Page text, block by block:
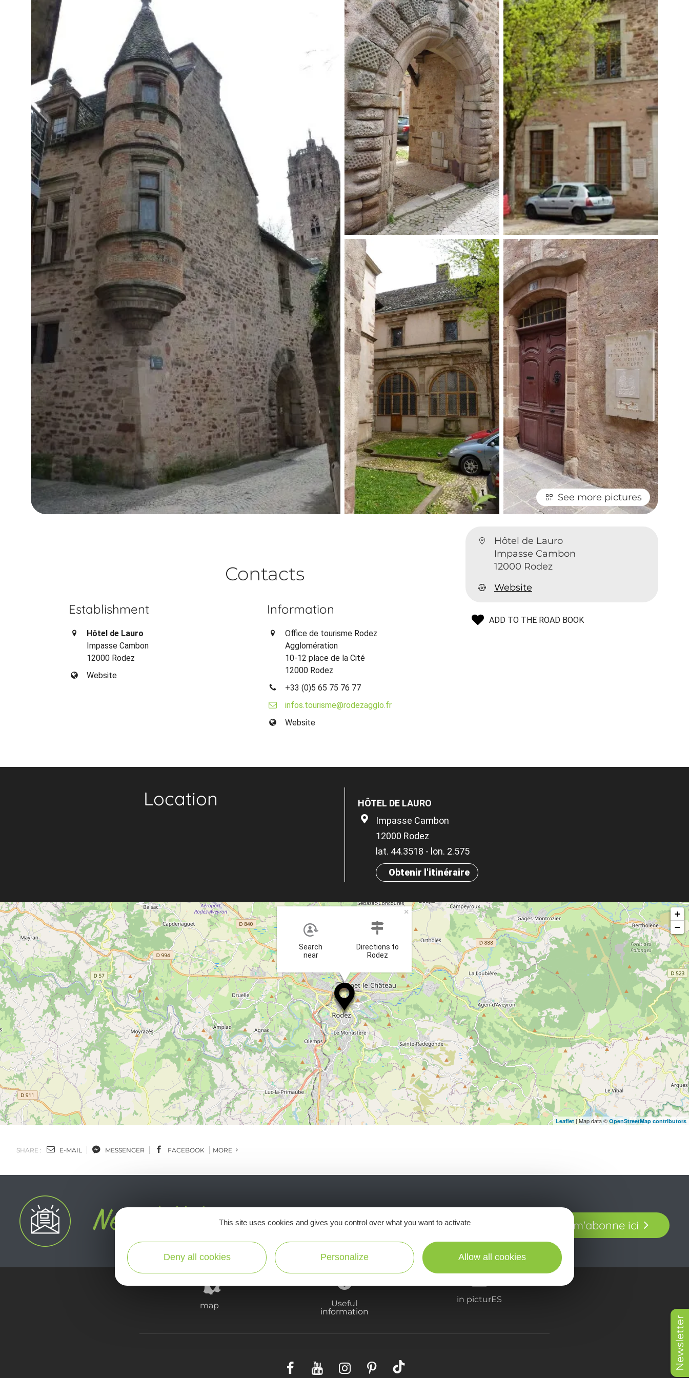
Newsletter
See more pictures
Hôtel de Lauro
Impasse Cambon
12000 Rodez
Website
ADD TO THE ROAD BOOK
Contacts
Establishment
Hôtel de Lauro
Impasse Cambon
12000 Rodez
Website
Information
Office de tourisme Rodez
Agglomération
10-12 place de la Cité
12000 Rodez
+33 (0)5 65 75 76 77
infos.tourisme@rodezagglo.fr
Website
Location
HÔTEL DE LAURO
Impasse Cambon
12000 Rodez
lat. 44.3518 - lon. 2.575
Obtenir l'itinéraire
Search
near
Directions to
Rodez
×
+
−
Leaflet | Map data © OpenStreetMap contributors
SHARE : E-MAIL MESSENGER FACEBOOK MORE
inspirer pour profiter pleinement de votre séjour en Aveyron.
Je m'abonne ici
map
Useful
information
in picturES
This site uses cookies and gives you control over what you want to activate
Deny all cookies Personalize Allow all cookies